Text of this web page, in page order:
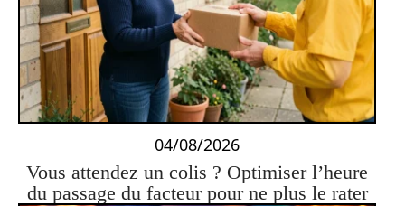
04/08/2026
Vous attendez un colis ? Optimiser l’heure
du passage du facteur pour ne plus le rater